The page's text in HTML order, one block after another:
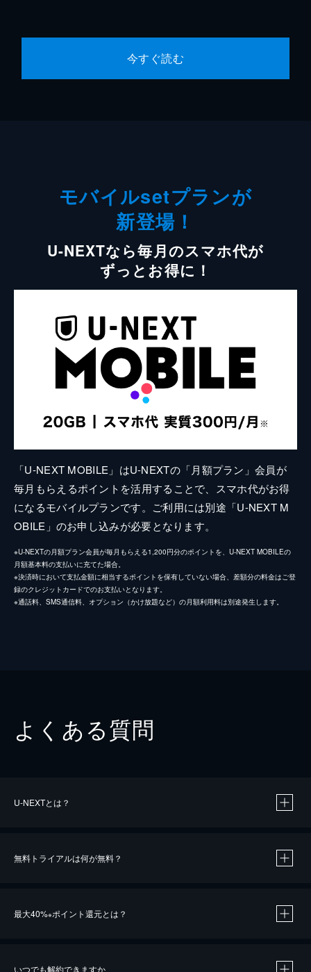
今すぐ読む
モバイルsetプランが
新登場！
U-NEXTなら毎月のスマホ代が
ずっとお得に！
「U-NEXT MOBILE」はU-NEXTの「月額プラン」会員が
毎月もらえるポイントを活用することで、スマホ代がお得
になるモバイルプランです。ご利用には別途「U-NEXT M
OBILE」のお申し込みが必要となります。
※U-NEXTの月額プラン会員が毎月もらえる1,200円分のポイントを、U-NEXT MOBILEの
月額基本料の支払いに充てた場合。
※決済時において支払金額に相当するポイントを保有していない場合、差額分の料金はご登
録のクレジットカードでのお支払いとなります。
※通話料、SMS通信料、オプション（かけ放題など）の月額利用料は別途発生します。
よくある質問
U-NEXTとは？
無料トライアルは何が無料？
最大40%※ポイント還元とは？
いつでも解約できますか